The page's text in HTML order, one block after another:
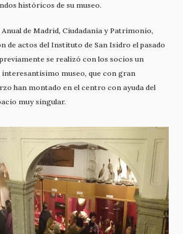
históricos de su museo.
Anual de Madrid, Ciudadanía y Patrimonio,
de actos del Instituto de San Isidro el pasado
se realizó con los socios un
museo, que con gran
han montado en el centro con ayuda del
muy singular.